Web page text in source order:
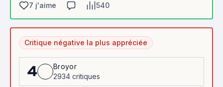
7 j'aime
540
Critique négative la plus appréciée
4
Broyor
2934 critiques